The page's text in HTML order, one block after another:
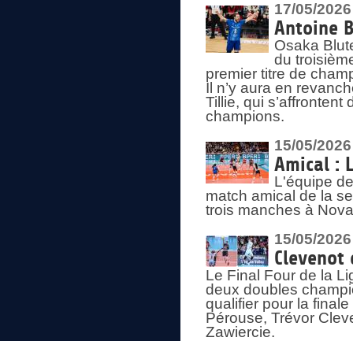
17/05/2026
Antoine
Osaka
du
premier titre de
Il n’y aura en
Tillie, qui
champions.
15/05/2026
Amical :
L'équipe
match amical de la
trois manches à
15/05/2026
Le Final Four de la
deux doubles
qualifier pour la
Pérouse, Trévor
Zawiercie.